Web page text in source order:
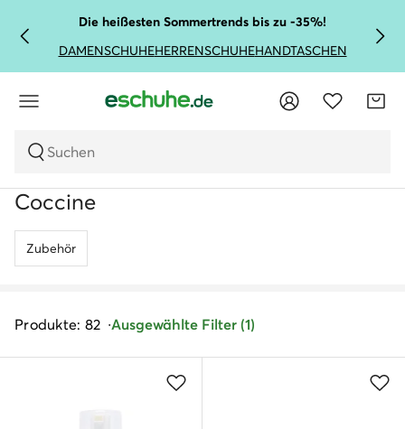
Die heißesten Sommertrends bis zu -35%!
DAMENSCHUHEHERRENSCHUHEHANDTASCHEN
Suchen
Coccine
Zubehör
Produkte: 82 Ausgewählte Filter (1)